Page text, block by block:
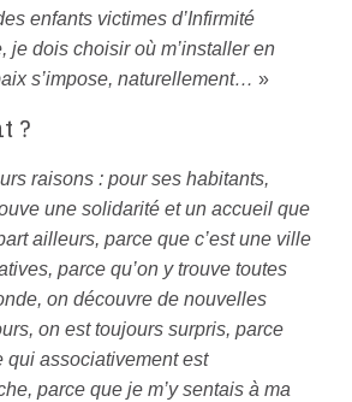
enfants victimes d’Infirmité
je dois choisir où m’installer en
s’impose, naturellement… »
?
raisons : pour ses habitants,
une solidarité et un accueil que
ailleurs, parce que c’est une ville
parce qu’on y trouve toutes
on découvre de nouvelles
on est toujours surpris, parce
qui associativement est
parce que je m’y sentais à ma